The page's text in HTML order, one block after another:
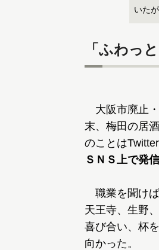
いた
「ふわっ
大阪市廃止・
末、梅田の居
のことは
ＳＮＳ上で発
職業を聞けば
天王寺、生野
喜び合い、杯
向かった。